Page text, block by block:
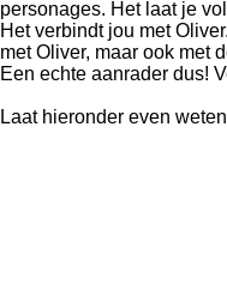
personages. Het laat je
Het verbindt jou met
met Oliver, maar ook met
Een echte aanrader dus!
Laat hieronder even